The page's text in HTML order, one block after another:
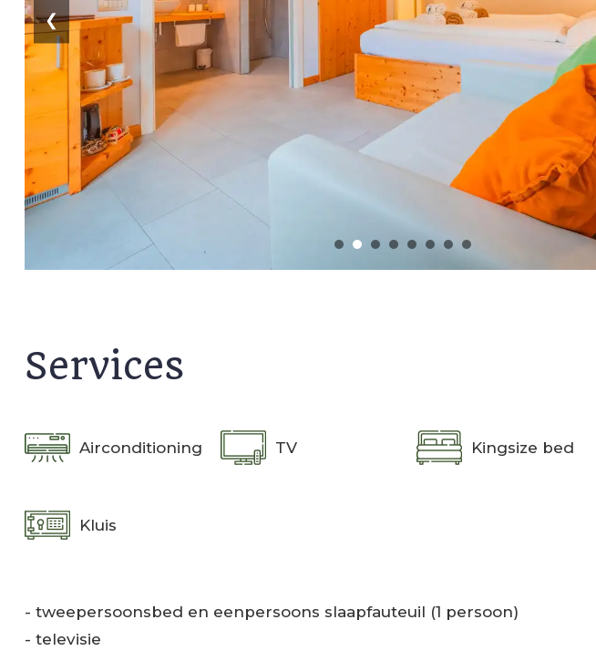
❮
Services
Airconditioning TV Kingsize bed
Kluis
- tweepersoonsbed en eenpersoons slaapfauteuil (1 persoon)
- televisie